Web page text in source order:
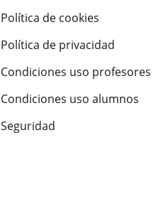
Política de cookies
Política de privacidad
Condiciones uso profesores
Condiciones uso alumnos
Seguridad